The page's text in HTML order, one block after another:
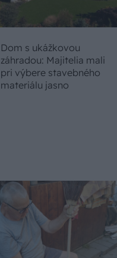
Dom s ukážkovou
záhradou: Majitelia mali
pri výbere stavebného
materiálu jasno